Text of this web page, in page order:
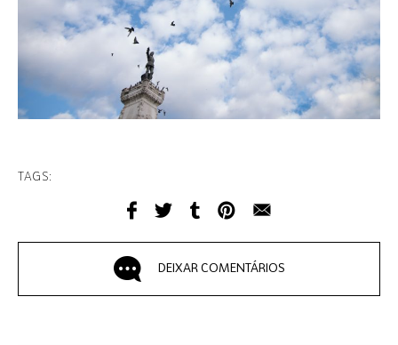
TAGS:
DEIXAR COMENTÁRIOS